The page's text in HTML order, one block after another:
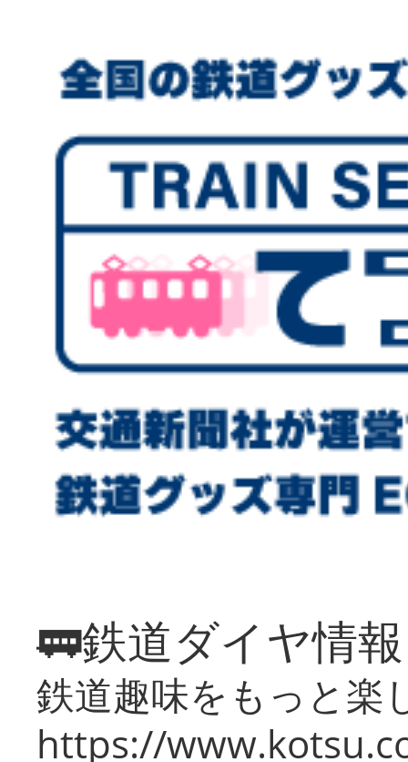
🚃鉄道ダイヤ情
鉄道趣味をもっと楽
https://